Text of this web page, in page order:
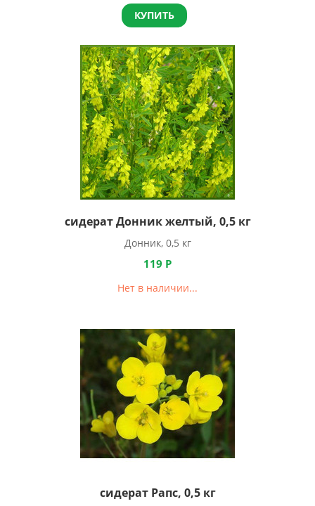
КУПИТЬ
сидерат Донник желтый, 0,5 кг
Донник, 0,5 кг
119 Р
Нет в наличии...
сидерат Рапс, 0,5 кг